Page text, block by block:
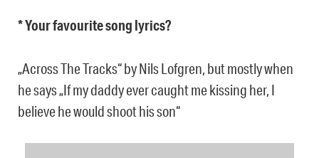
* Your favourite song lyrics?
„Across The Tracks“ by Nils Lofgren, but mostly when
he says „If my daddy ever caught me kissing her, I
believe he would shoot his son“